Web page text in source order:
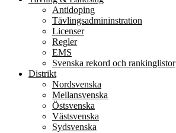
Antidoping
Tävlingsadmininstration
Licenser
Regler
EMS
Svenska rekord och rankinglistor
Distrikt
Nordsvenska
Mellansvenska
Östsvenska
Västsvenska
Sydsvenska